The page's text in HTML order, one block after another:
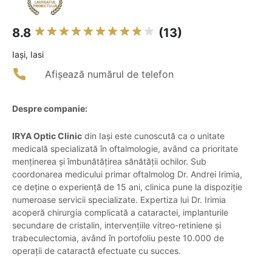
8.8 (13)
Iaşi, Iasi
Afișează numărul de telefon
Despre companie:
IRYA Optic Clinic din Iași este cunoscută ca o unitate
medicală specializată în oftalmologie, având ca prioritate
menținerea și îmbunătățirea sănătății ochilor. Sub
coordonarea medicului primar oftalmolog Dr. Andrei Irimia,
ce deține o experiență de 15 ani, clinica pune la dispoziție
numeroase servicii specializate. Expertiza lui Dr. Irimia
acoperă chirurgia complicată a cataractei, implanturile
secundare de cristalin, intervențiile vitreo-retiniene și
trabeculectomia, având în portofoliu peste 10.000 de
operații de cataractă efectuate cu succes.